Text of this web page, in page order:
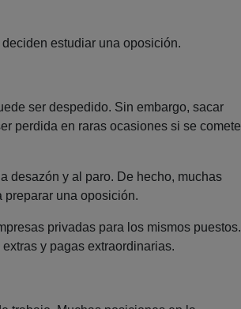
estudiar una oposición.
ser despedido. Sin embargo, sacar
perdida en raras ocasiones si se comete
desazón y al paro. De hecho, muchas
preparar una oposición.
privadas para los mismos puestos.
y pagas extraordinarias.